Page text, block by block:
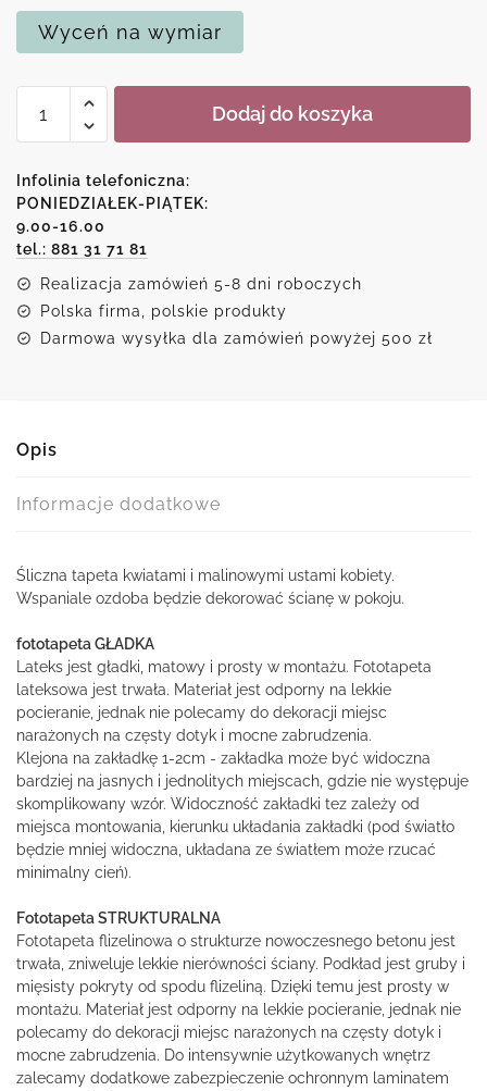
Wyceń na wymiar
Tapeta
kwiatami
i
malinowymi
ustami
Dodaj do koszyka
Infolinia telefoniczna:
PONIEDZIAŁEK-PIĄTEK:
9.00-16.00
tel.: 881 31 71 81
Realizacja zamówień 5-8 dni roboczych
Polska firma, polskie produkty
Darmowa wysyłka dla zamówień powyżej 500 zł
Opis
Informacje dodatkowe
Śliczna tapeta kwiatami i malinowymi ustami kobiety.
Wspaniale ozdoba będzie dekorować ścianę w pokoju.
fototapeta GŁADKA
Lateks jest gładki, matowy i prosty w montażu. Fototapeta
lateksowa jest trwała. Materiał jest odporny na lekkie
pocieranie, jednak nie polecamy do dekoracji miejsc
narażonych na częsty dotyk i mocne zabrudzenia.
Klejona na zakładkę 1-2cm - zakładka może być widoczna
bardziej na jasnych i jednolitych miejscach, gdzie nie występuje
skomplikowany wzór. Widoczność zakładki tez zależy od
miejsca montowania, kierunku układania zakładki (pod światło
będzie mniej widoczna, układana ze światłem może rzucać
minimalny cień).
Fototapeta STRUKTURALNA
Fototapeta flizelinowa o strukturze nowoczesnego betonu jest
trwała, zniweluje lekkie nierówności ściany. Podkład jest gruby i
mięsisty pokryty od spodu flizeliną. Dzięki temu jest prosty w
montażu. Materiał jest odporny na lekkie pocieranie, jednak nie
polecamy do dekoracji miejsc narażonych na częsty dotyk i
mocne zabrudzenia. Do intensywnie użytkowanych wnętrz
zalecamy dodatkowe zabezpieczenie ochronnym laminatem